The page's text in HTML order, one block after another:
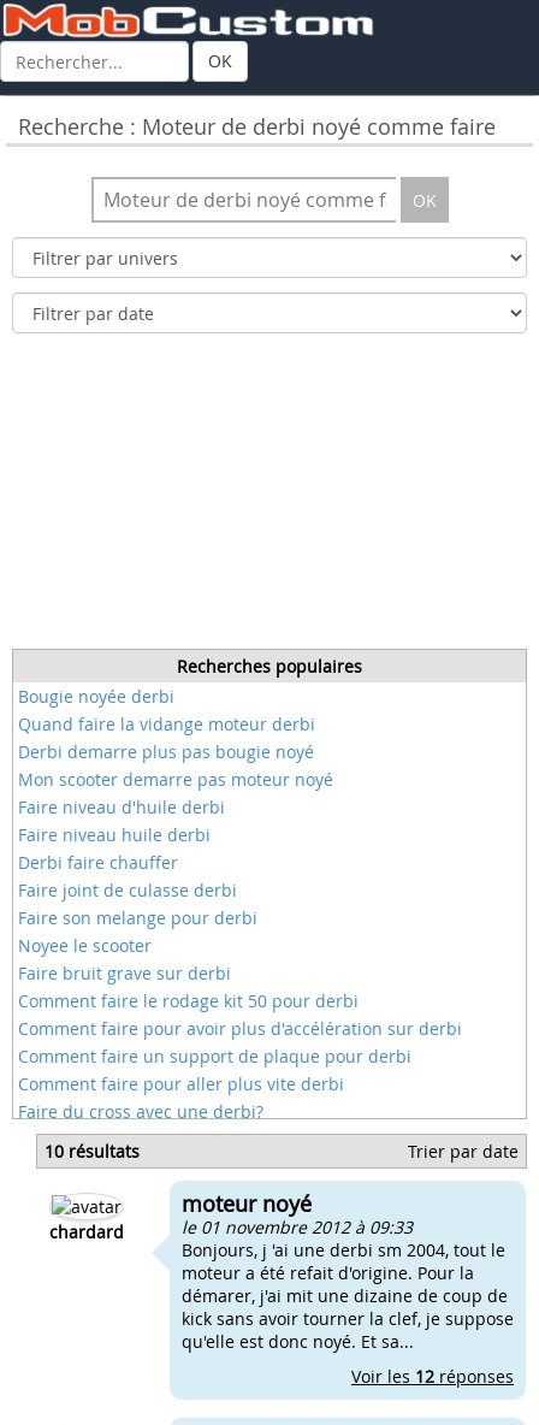
OK
Recherche : Moteur de derbi noyé comme faire
OK
Recherches populaires
Bougie noyée derbi
Quand faire la vidange moteur derbi
Derbi demarre plus pas bougie noyé
Mon scooter demarre pas moteur noyé
Faire niveau d'huile derbi
Faire niveau huile derbi
Derbi faire chauffer
Faire joint de culasse derbi
Faire son melange pour derbi
Noyee le scooter
Faire bruit grave sur derbi
Comment faire le rodage kit 50 pour derbi
Comment faire pour avoir plus d'accélération sur derbi
Comment faire un support de plaque pour derbi
Comment faire pour aller plus vite derbi
Faire du cross avec une derbi?
Comment faire quand on a serrer son moteur
Comment faire des joint moteur d'une pocket
Peugeot 103 moteur serré comment faire
Les bougie noyé dans l'essence
10 résultats Trier par date
chardard
moteur noyé
le 01 novembre 2012 à 09:33
Bonjours, j 'ai une derbi sm 2004, tout le
moteur a été refait d'origine. Pour la
démarer, j'ai mit une dizaine de coup de
kick sans avoir tourner la clef, je suppose
qu'elle est donc noyé. Et sa...
Voir les 12 réponses